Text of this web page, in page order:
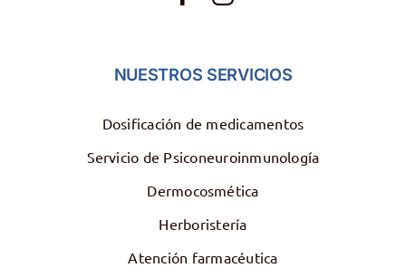
NUESTROS SERVICIOS
Dosificación de medicamentos
Servicio de Psiconeuroinmunología
Dermocosmética
Herboristería
Atención farmacéutica